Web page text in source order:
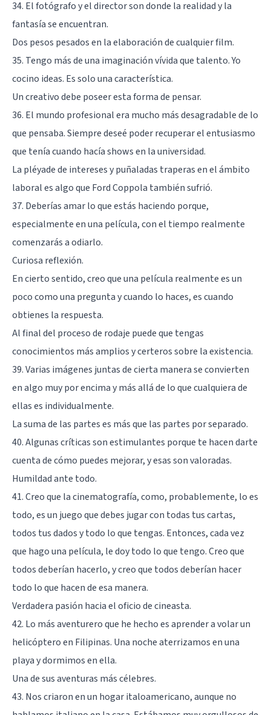
34. El fotógrafo y el director son donde la realidad y la
fantasía se encuentran.
Dos pesos pesados en la elaboración de cualquier film.
35. Tengo más de una imaginación vívida que talento. Yo
cocino ideas. Es solo una característica.
Un creativo debe poseer esta forma de pensar.
36. El mundo profesional era mucho más desagradable de lo
que pensaba. Siempre deseé poder recuperar el entusiasmo
que tenía cuando hacía shows en la universidad.
La pléyade de intereses y puñaladas traperas en el ámbito
laboral es algo que Ford Coppola también sufrió.
37. Deberías amar lo que estás haciendo porque,
especialmente en una película, con el tiempo realmente
comenzarás a odiarlo.
Curiosa reflexión.
En cierto sentido, creo que una película realmente es un
poco como una pregunta y cuando lo haces, es cuando
obtienes la respuesta.
Al final del proceso de rodaje puede que tengas
conocimientos más amplios y certeros sobre la existencia.
39. Varias imágenes juntas de cierta manera se convierten
en algo muy por encima y más allá de lo que cualquiera de
ellas es individualmente.
La suma de las partes es más que las partes por separado.
40. Algunas críticas son estimulantes porque te hacen darte
cuenta de cómo puedes mejorar, y esas son valoradas.
Humildad ante todo.
41. Creo que la cinematografía, como, probablemente, lo es
todo, es un juego que debes jugar con todas tus cartas,
todos tus dados y todo lo que tengas. Entonces, cada vez
que hago una película, le doy todo lo que tengo. Creo que
todos deberían hacerlo, y creo que todos deberían hacer
todo lo que hacen de esa manera.
Verdadera pasión hacia el oficio de cineasta.
42. Lo más aventurero que he hecho es aprender a volar un
helicóptero en Filipinas. Una noche aterrizamos en una
playa y dormimos en ella.
Una de sus aventuras más célebres.
43. Nos criaron en un hogar italoamericano, aunque no